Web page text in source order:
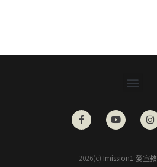
2026(c) Imission1 愛宣教